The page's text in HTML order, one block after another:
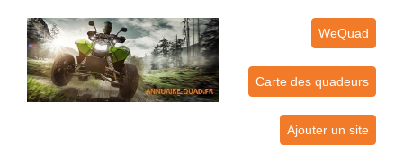
WeQuad
Carte des quadeurs
Ajouter un site